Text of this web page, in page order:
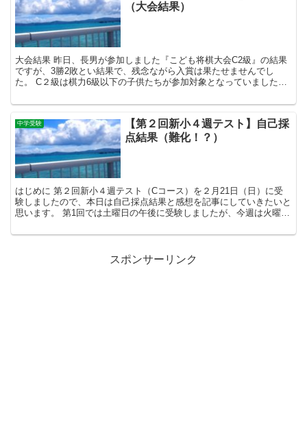
（大会結果）
大会結果 昨日、長男が参加しました『こども将棋大会C2級』の結果
ですが、3勝2敗とい結果で、残念ながら入賞は果たせませんでし
た。 C２級は棋力6級以下の子供たちが参加対象となっていました
中学受験
【第２回新小４週テスト】自己採
点結果（難化！？）
はじめに 第２回新小４週テスト（Cコース）を２月21日（日）に受
験しましたので、本日は自己採点結果と感想を記事にしていきたいと
思います。 第1回では土曜日の午後に受験しましたが、今週は火曜日
スポンサーリンク